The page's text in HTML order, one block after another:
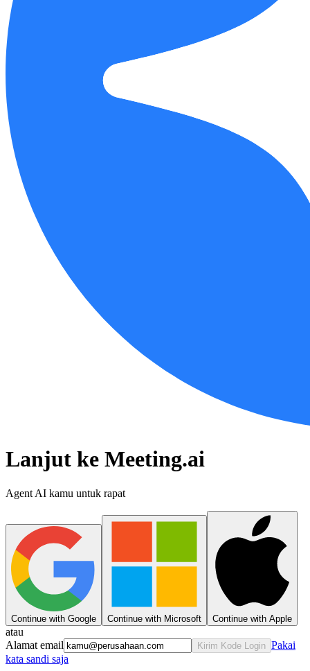
Lanjut ke Meeting.ai
Agent AI kamu untuk rapat
Continue with Google Continue with Microsoft Continue with Apple
atau
Alamat email
Kirim Kode Login Pakai
kata sandi saja